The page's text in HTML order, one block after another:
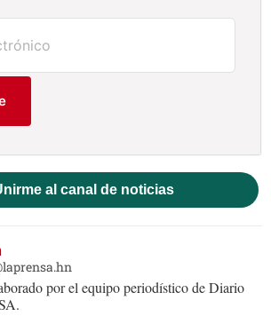
al canal de noticias
por el equipo periodístico de Diario